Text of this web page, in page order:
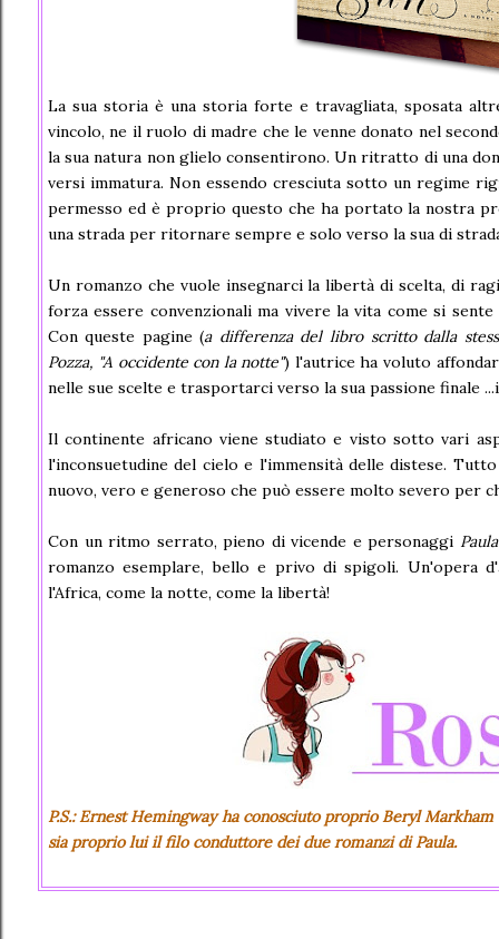
La sua storia è una storia forte e travagliata, sposata
vincolo, ne il ruolo di madre che le venne donato nel
la sua natura non glielo consentirono. Un ritratto di una
versi immatura. Non essendo cresciuta sotto un regime
permesso ed è proprio questo che ha portato la nostra
una strada per ritornare sempre e solo verso la sua di
Un romanzo che vuole insegnarci la libertà di scelta, di
forza essere convenzionali ma vivere la vita come si
Con queste pagine (a differenza del libro scritto dalla
Pozza, "A occidente con la notte") l'autrice ha voluto
nelle sue scelte e trasportarci verso la sua passione finale
Il continente africano viene studiato e visto sotto vari
l'inconsuetudine del cielo e l'immensità delle distese.
nuovo, vero e generoso che può essere molto severo per
Con un ritmo serrato, pieno di vicende e personaggi
romanzo esemplare, bello e privo di spigoli. Un'opera
l'Africa, come la notte, come la libertà!
P.S.: Ernest Hemingway ha conosciuto proprio Beryl
sia proprio lui il filo conduttore dei due romanzi di Paula.